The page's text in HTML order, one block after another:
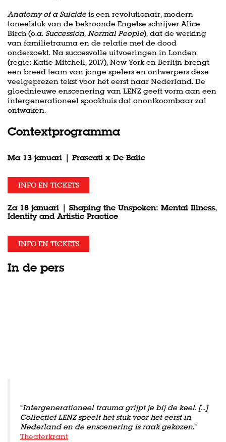
Anatomy of a Suicideis een revolutionair, modern
toneelstuk van de bekroonde Engelse schrijver Alice
Birch (o.a. Succession, Normal People), dat de werking
van familietrauma en de relatie met de dood
onderzoekt. Na succesvolle uitvoeringen in Londen
(regie: Katie Mitchell, 2017), New York en Berlijn brengt
een breed team van jonge spelers en ontwerpers deze
veelgeprezen tekst voor het eerst naar Nederland. De
gloednieuwe enscenering van LENZ geeft vorm aan een
intergenerationeel spookhuis dat onontkoombaar zal
ontwaken.
Contextprogramma
Ma 13 januari | Frascati x De Balie
INFO EN TICKETS
Za 18 januari | Shaping the Unspoken: Mental Illness,
Identity and Artistic Practice
INFO EN TICKETS
In de pers
“Intergenerationeel trauma grijpt je bij de keel. [...]
Collectief LENZ speelt het stuk voor het eerst in
Nederland en de enscenering is raak gekozen.”
Theaterkrant